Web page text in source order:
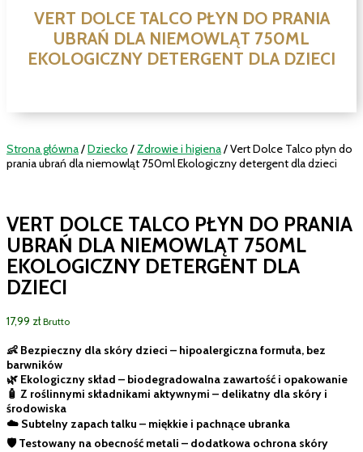
VERT DOLCE TALCO PŁYN DO PRANIA
UBRAŃ DLA NIEMOWLĄT 750ML
EKOLOGICZNY DETERGENT DLA DZIECI
Strona główna/Dziecko /Zdrowie i higiena/ Vert Dolce Talco płyn do
prania ubrań dla niemowląt 750ml Ekologiczny detergent dla dzieci
VERT DOLCE TALCO PŁYN DO PRANIA
UBRAŃ DLA NIEMOWLĄT 750ML
EKOLOGICZNY DETERGENT DLA
DZIECI
17,99 zł Brutto
👶 Bezpieczny dla skóry dzieci – hipoalergiczna formuła, bez
barwników
🌿 Ekologiczny skład – biodegradowalna zawartość i opakowanie
🧴 Z roślinnymi składnikami aktywnymi – delikatny dla skóry i
środowiska
☁️ Subtelny zapach talku – miękkie i pachnące ubranka
🛡️ Testowany na obecność metali – dodatkowa ochrona skóry